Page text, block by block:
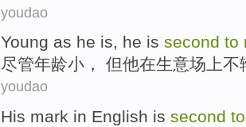
youdao
Young as he is, he is second to
尽管年龄小 ， 但他在生意场上不
youdao
His mark in English is second